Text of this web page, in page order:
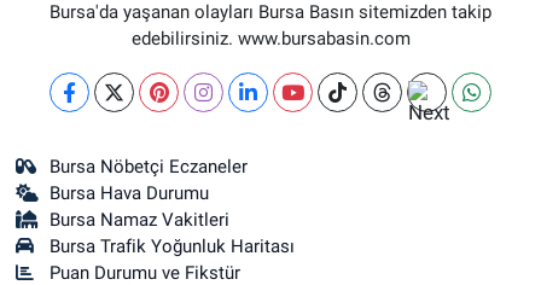
Bursa'da yaşanan olayları Bursa Basın sitemizden takip
edebilirsiniz. www.bursabasin.com
Bursa Nöbetçi Eczaneler
Bursa Hava Durumu
Bursa Namaz Vakitleri
Bursa Trafik Yoğunluk Haritası
Puan Durumu ve Fikstür